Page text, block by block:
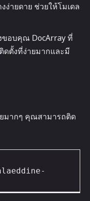
ง่ายดาย ช่วยให้โมเดล
ขอบคุณ DocArray ที่
ดตั้งที่ง่ายมากและมี
มากๆ คุณสามารถติด